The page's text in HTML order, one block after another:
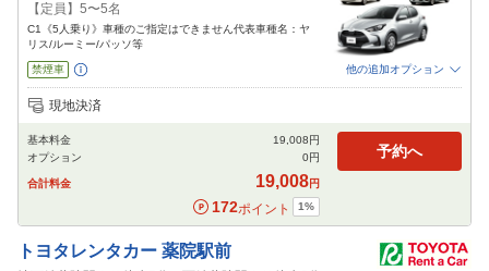
【定員】5〜5名
C1《5人乗り》車種のご指定はできません代表車種名：ヤ
リス/ルーミー/パッソ等
禁煙車 他の追加オプション
追加可能オプション
カーナビ
現地決済
基本料金 19,008円
オプション
0円
合計料金 19,008円
172ポイント 1%
予約へ
トヨタレンタカー 薬院駅前